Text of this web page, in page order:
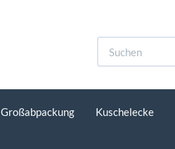
Großabpackung Kuschelecke